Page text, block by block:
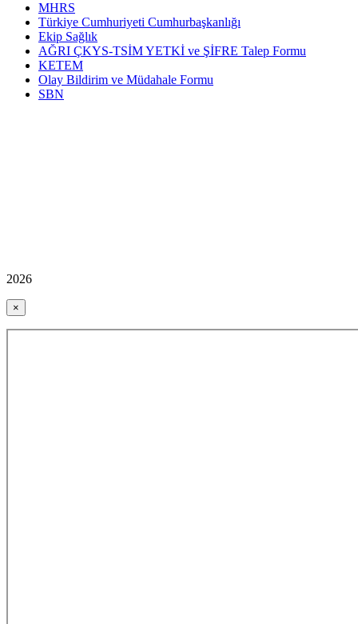
MHRS
Türkiye Cumhuriyeti Cumhurbaşkanlığı
Ekip Sağlık
AĞRI ÇKYS-TSİM YETKİ ve ŞİFRE Talep Formu
KETEM
Olay Bildirim ve Müdahale Formu
SBN
2026
×